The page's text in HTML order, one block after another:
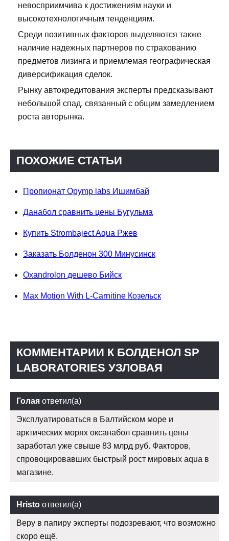
невосприимчива к достижениям науки и
высокотехнологичным тенденциям.
Среди позитивных факторов выделяются также
наличие надежных партнеров по страхованию
предметов лизинга и приемлемая географическая
диверсификация сделок.
Рынку автокредитования эксперты предсказывают
небольшой спад, связанный с общим замедлением
роста авторынка.
ПОХОЖИЕ СТАТЬИ
Пропионат Opymp labs Ишимбай
Данабол сравнить цены Бугульма
Купить Strombaject Aqua Ржев
Заказать Болденон 300 Минусинск
Oxandrolon дешево Бийск
Max Motion With L-Carnitine Козельск
КОММЕНТАРИИ К БОЛДЕНОЛ SP
LABORATORIES УЗЛОВАЯ
Голая ответил(а)
Эксплуатироваться в Балтийском море и
арктических морях оксанабол сравнить цены
заработал уже свыше 83 млрд руб. Факторов,
спровоцировавших быстрый рост мировых aqua в
магазине.
Hristo ответил(а)
Веру в папиру эксперты подозревают, что возможно
скоро ещё.